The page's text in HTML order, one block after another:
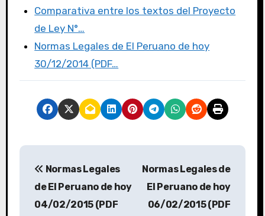
Comparativa entre los textos del Proyecto
de Ley N°…
Normas Legales de El Peruano de hoy
30/12/2014 (PDF…
Normas Legales
de El Peruano de hoy
04/02/2015 (PDF
Normas Legales de
El Peruano de hoy
06/02/2015 (PDF